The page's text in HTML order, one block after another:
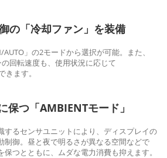
の「冷却ファン」を装備
」の2モードから選択が可能。また、
の回転速度も、使用状況に応じて
きます。
保つ「AMBIENTモード」
するセンサユニットにより、ディスプレイの
制御。昼と夜で明るさが異なる空間などで
つとともに、ムダな電力消費も抑えます。